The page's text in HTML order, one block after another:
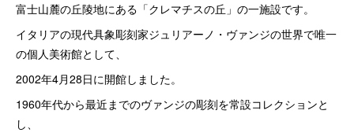
富士山麓の丘陵地にある「クレマチスの丘」の一施設です。
イタリアの現代具象彫刻家ジュリアーノ・ヴァンジの世界で唯一
の個人美術館として、
2002年4月28日に開館しました。
1960年代から最近までのヴァンジの彫刻を常設コレクションと
し、